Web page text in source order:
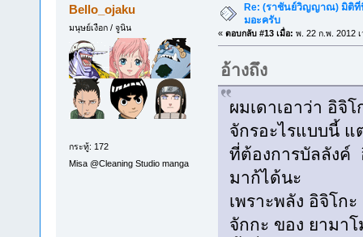
Bello_ojaku
มนุษย์เงือก / จูนิน
กระทู้: 172
Misa @Cleaning Studio manga
Re: (ราชันย์วิญญาณ) มิติที่
มอะครับ
« ตอบกลับ #13 เมื่อ: พ. 22 ก.พ. 2012
อ้างถึง
ผมเดาเอาว่า อิจิ
จักรอะไรแบบนี้ แ
ที่ต้องการบัลลังค์
มาก้ได้นะ
เพราะพลัง อิจิโก
จักกะ ของ ยามา